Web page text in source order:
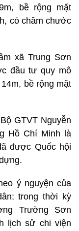
bề rộng mặt
có châm chước
xã Trung Sơn
đầu tư quy mô
bề rộng mặt
GTVT Nguyễn
Hồ Chí Minh là
được Quốc hội
ý nguyện của
trong thời kỳ
Trường Sơn
lịch sử chi viện